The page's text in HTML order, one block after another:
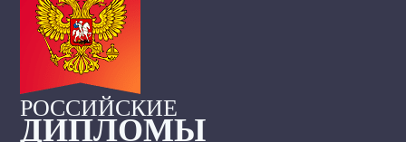
РОССИЙСКИЕ
ДИПЛОМЫ